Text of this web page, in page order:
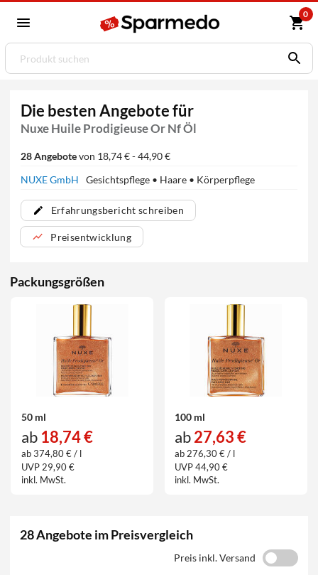
0
Die besten Angebote für
Nuxe Huile Prodigieuse Or Nf Öl
28 Angebotevon 18,74 € - 44,90 €
NUXE GmbH
Gesichtspflege • Haare • Körperpflege
Erfahrungsbericht schreiben
Preisentwicklung
Packungsgrößen
50 ml
ab 18,74 €
ab 374,80 € / l
UVP 29,90 €
inkl. MwSt.
100 ml
ab27,63 €
ab 276,30 € / l
UVP 44,90 €
inkl. MwSt.
28 Angebote im Preisvergleich
Preis inkl. Versand